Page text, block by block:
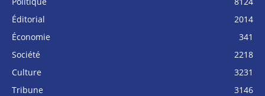
Éditorial
2014
Économie
341
Société
2218
Culture
3231
Tribune
3146